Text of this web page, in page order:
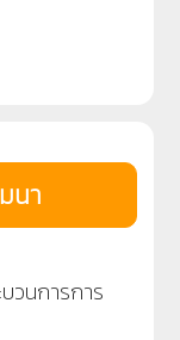
นา
วนการการ